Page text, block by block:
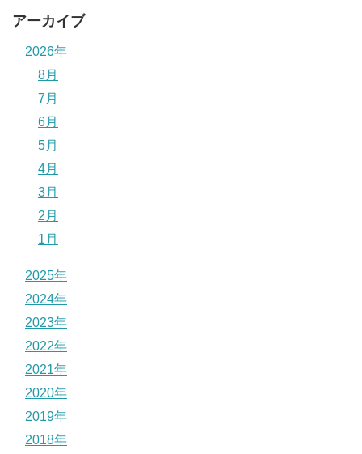
アーカイブ
2026年
8月
7月
6月
5月
4月
3月
2月
1月
2025年
2024年
2023年
2022年
2021年
2020年
2019年
2018年